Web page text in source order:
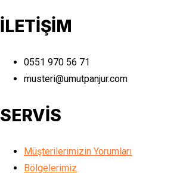
İLETİŞİM
0551 970 56 71
musteri@umutpanjur.com
SERVİS
Müşterilerimizin Yorumları
Bölgelerimiz